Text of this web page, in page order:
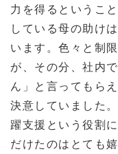
力を得るというこ
している母の助け
います。色々と制
が、その分、社内
ん」と言ってもら
決意していました
躍支援という役割
だけたのはとても